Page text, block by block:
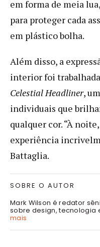
em forma de meia
para proteger cada
em plástico bolha.
Além disso, a
interior foi
Celestial Headliner,
individuais que
qualquer cor. “À
experiência
Battaglia.
SOBRE O AUTOR
Mark Wilson é redator
sobre design, tecnologia
mais